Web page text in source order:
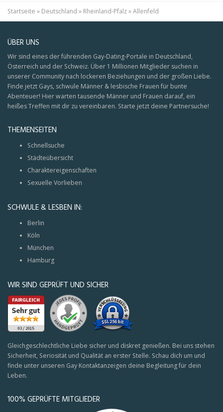
Startseite » Deutschland » Rheinland-Pfalz»Allenfeld
ÜBER UNS
Wir sind eines der führenden Gay-Dating-Portale in Deutschland,
Österreich und der Schweiz. Über 1 Millionen Mitglieder suchen in
unserer Community nach lockeren Beziehungen und der großen Liebe.
Finde jetzt Gays, schwule Männer & lesbische Frauen für bunte
Abenteuer! Hier warten tausende Männer und Frauen darauf, ein
heißes Treffen mit dir zu vereinbaren. Starte jetzt deine Partnersuche!
THEMENSEITEN
Schnellsuche
Städteübersicht
Charaktereigenschaften
Sexuelle Vorlieben
SCHWULE & LESBEN IN:
Berlin
Köln
München
Hamburg
WIR SIND GEPRÜFT UND SICHER
Gleichgeschlechtliche Liebe sicher und diskret genießen. Bei uns stehen
Sicherheit, Seriosität und Qualität an erster Stelle. Schau dich um und
finde unter unseren Gay Kontaktanzeigen deine Begleitung für dein
Leben.
100% GEPRÜFTE MITGLIEDER